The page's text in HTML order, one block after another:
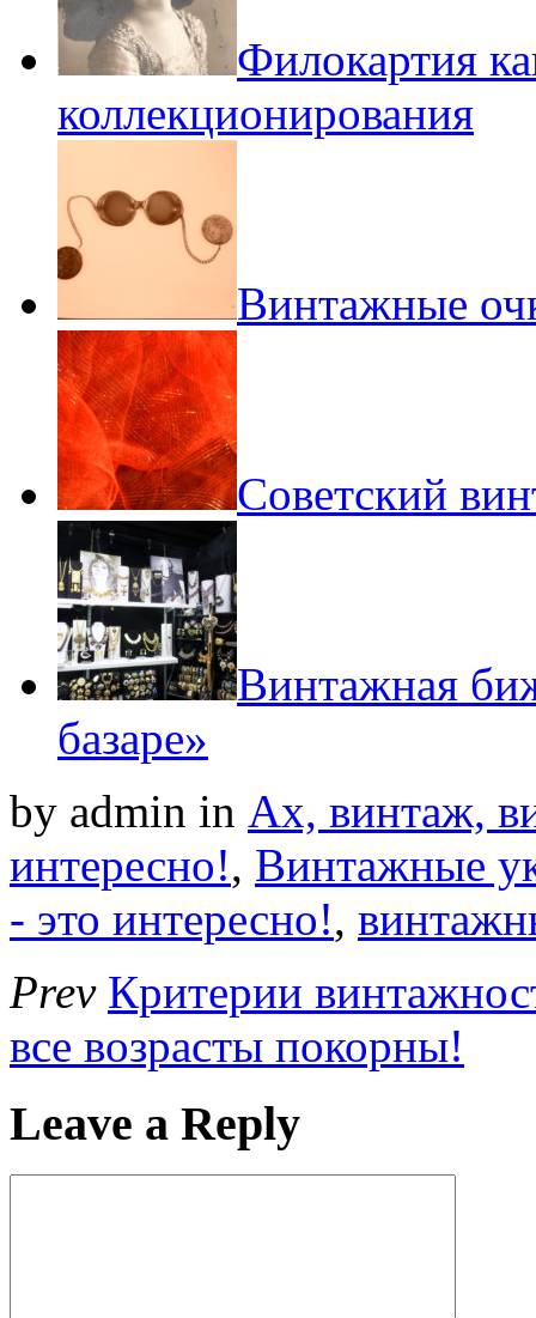
Филокартия
коллекционирования
Винтажные
Советский
Винтажная
базаре»
by admin in Ах, винтаж,
интересно!, Винтажные
- это интересно!,
Prev Критерии
все возрасты покорны!
Leave a Reply